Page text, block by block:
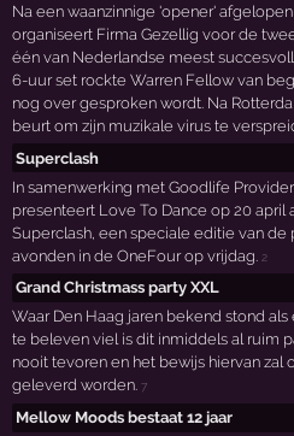
Na een waanzinnige 'opener'
organiseert Firma Gezellig voor de
één van Nederlandse meest
6-uur set rockte Warren Fellow van
nog over gesproken wordt. Na
beurt om zijn muzikale virus te
Superclash
In samenwerking met Goodlife
presenteert Love To Dance op 20
Superclash, een speciale editie van
avonden in de OneFour op vrijdag. 2
Grand Christmass party XXL
Waar Den Haag jaren bekend stond
te beleven viel is dit inmiddels al ruim
nooit tevoren en het bewijs hiervan zal
geleverd worden.7
Mellow Moods bestaat 12 jaar